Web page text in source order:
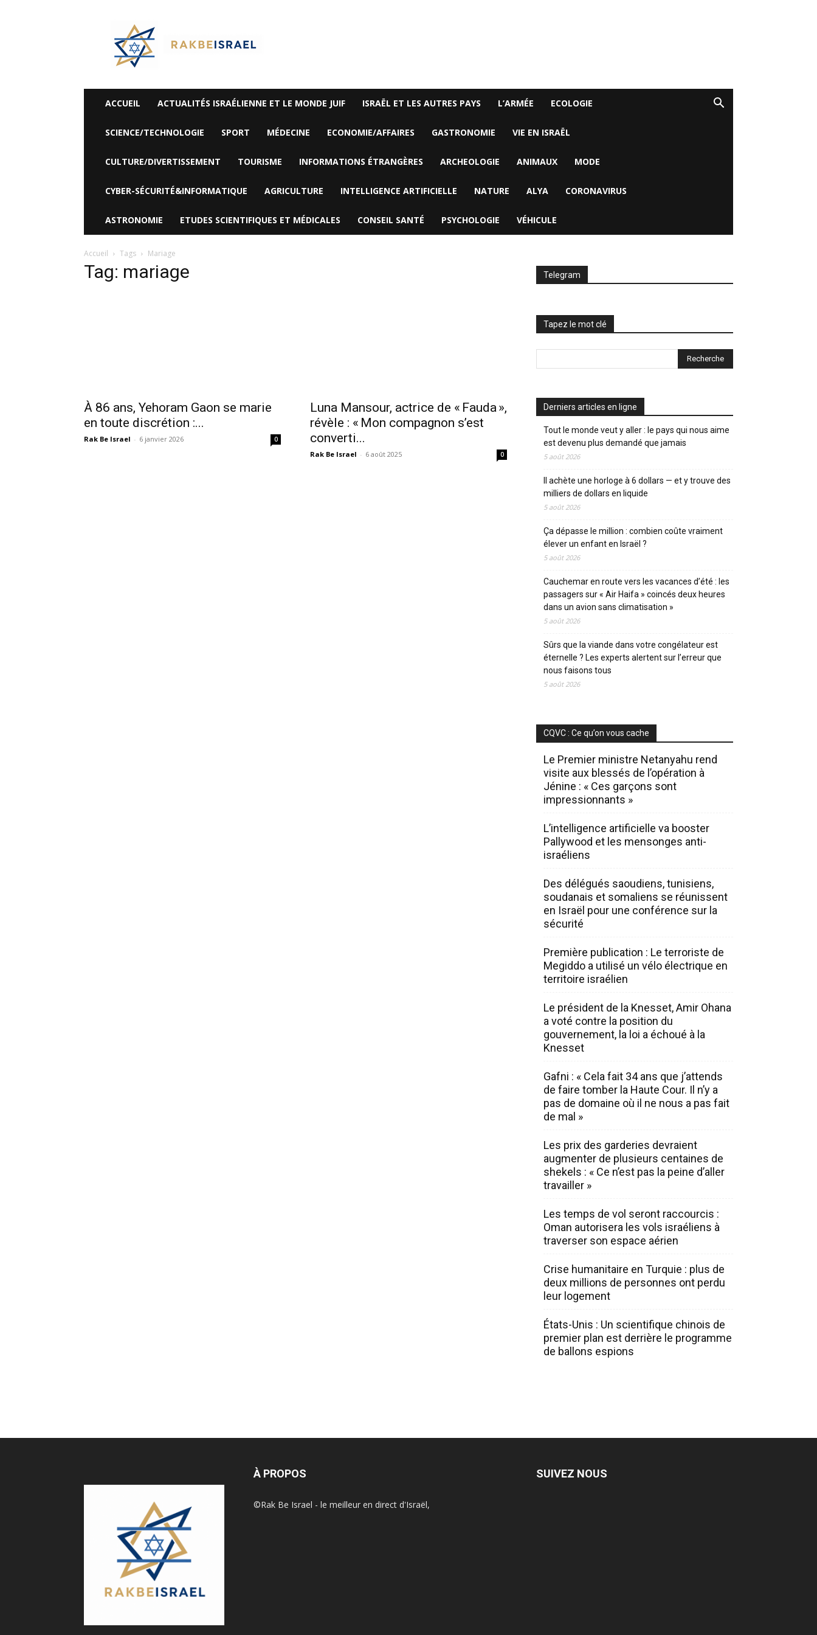
Rak
Be
Israel-
Alyaexpress-
News
ACCUEIL ACTUALITÉS ISRAÉLIENNE ET LE MONDE JUIF ISRAËL ET LES AUTRES PAYS L’ARMÉE ECOLOGIE
SCIENCE/TECHNOLOGIE SPORT MÉDECINE ECONOMIE/AFFAIRES GASTRONOMIE VIE EN ISRAËL
CULTURE/DIVERTISSEMENT TOURISME INFORMATIONS ÉTRANGÈRES ARCHEOLOGIE ANIMAUX MODE
CYBER-SÉCURITÉ&INFORMATIQUE AGRICULTURE INTELLIGENCE ARTIFICIELLE NATURE ALYA CORONAVIRUS
ASTRONOMIE ETUDES SCIENTIFIQUES ET MÉDICALES CONSEIL SANTÉ PSYCHOLOGIE VÉHICULE
Accueil Tags Mariage
Tag: mariage
À 86 ans, Yehoram Gaon se marie
en toute discrétion :...
Rak Be Israel - 6 janvier 2026 0
Luna Mansour, actrice de « Fauda »,
révèle : « Mon compagnon s’est
converti...
Rak Be Israel - 6 août 2025 0
Telegram
Tapez le mot clé
Derniers articles en ligne
Tout le monde veut y aller : le pays qui nous aime
est devenu plus demandé que jamais
5 août 2026
Il achète une horloge à 6 dollars — et y trouve des
milliers de dollars en liquide
5 août 2026
Ça dépasse le million : combien coûte vraiment
élever un enfant en Israël ?
5 août 2026
Cauchemar en route vers les vacances d’été : les
passagers sur « Air Haifa » coincés deux heures
dans un avion sans climatisation »
5 août 2026
Sûrs que la viande dans votre congélateur est
éternelle ? Les experts alertent sur l’erreur que
nous faisons tous
5 août 2026
CQVC : Ce qu’on vous cache
Le Premier ministre Netanyahu rend
visite aux blessés de l’opération à
Jénine : « Ces garçons sont
impressionnants »
L’intelligence artificielle va booster
Pallywood et les mensonges anti-
israéliens
Des délégués saoudiens, tunisiens,
soudanais et somaliens se réunissent
en Israël pour une conférence sur la
sécurité
Première publication : Le terroriste de
Megiddo a utilisé un vélo électrique en
territoire israélien
Le président de la Knesset, Amir Ohana
a voté contre la position du
gouvernement, la loi a échoué à la
Knesset
Gafni : « Cela fait 34 ans que j’attends
de faire tomber la Haute Cour. Il n’y a
pas de domaine où il ne nous a pas fait
de mal »
Les prix des garderies devraient
augmenter de plusieurs centaines de
shekels : « Ce n’est pas la peine d’aller
travailler »
Les temps de vol seront raccourcis :
Oman autorisera les vols israéliens à
traverser son espace aérien
Crise humanitaire en Turquie : plus de
deux millions de personnes ont perdu
leur logement
États-Unis : Un scientifique chinois de
premier plan est derrière le programme
de ballons espions
À PROPOS
©Rak Be Israel - le meilleur en direct d'Israël,
SUIVEZ NOUS